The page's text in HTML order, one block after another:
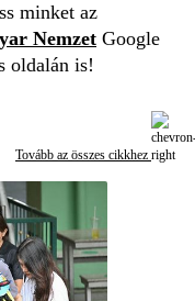
minket az
Nemzet Google
oldalán is!
Tovább az összes cikkhez